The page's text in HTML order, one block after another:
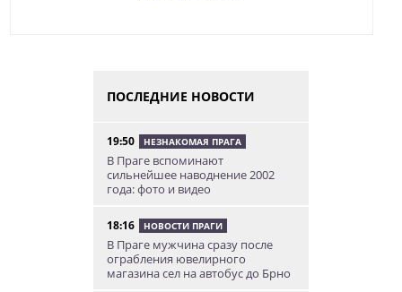
ПОСЛЕДНИЕ НОВОСТИ
19:50 НЕЗНАКОМАЯ ПРАГА
В Праге вспоминают
сильнейшее наводнение 2002
года: фото и видео
18:16 НОВОСТИ ПРАГИ
В Праге мужчина сразу после
ограбления ювелирного
магазина сел на автобус до Брно